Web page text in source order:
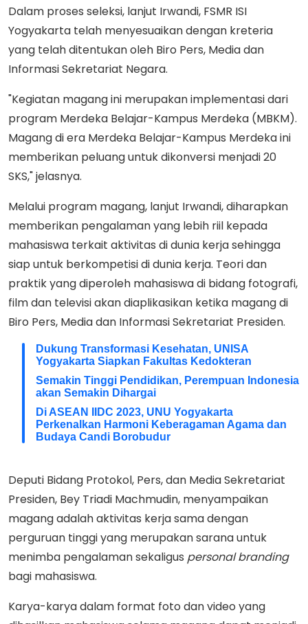
Dalam proses seleksi, lanjut Irwandi, FSMR ISI
Yogyakarta telah menyesuaikan dengan kreteria
yang telah ditentukan oleh Biro Pers, Media dan
Informasi Sekretariat Negara.
"Kegiatan magang ini merupakan implementasi dari
program Merdeka Belajar-Kampus Merdeka (MBKM).
Magang di era Merdeka Belajar-Kampus Merdeka ini
memberikan peluang untuk dikonversi menjadi 20
SKS," jelasnya.
Melalui program magang, lanjut Irwandi, diharapkan
memberikan pengalaman yang lebih riil kepada
mahasiswa terkait aktivitas di dunia kerja sehingga
siap untuk berkompetisi di dunia kerja. Teori dan
praktik yang diperoleh mahasiswa di bidang fotografi,
film dan televisi akan diaplikasikan ketika magang di
Biro Pers, Media dan Informasi Sekretariat Presiden.
Dukung Transformasi Kesehatan, UNISA
Yogyakarta Siapkan Fakultas Kedokteran
Semakin Tinggi Pendidikan, Perempuan Indonesia
akan Semakin Dihargai
Di ASEAN IIDC 2023, UNU Yogyakarta
Perkenalkan Harmoni Keberagaman Agama dan
Budaya Candi Borobudur
Deputi Bidang Protokol, Pers, dan Media Sekretariat
Presiden, Bey Triadi Machmudin, menyampaikan
magang adalah aktivitas kerja sama dengan
perguruan tinggi yang merupakan sarana untuk
menimba pengalaman sekaligus personal branding
bagi mahasiswa.
Karya-karya dalam format foto dan video yang